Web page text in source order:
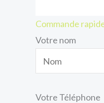
Commande
Votre nom
Votre Téléphone